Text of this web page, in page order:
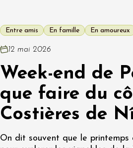
Oenologie
Safari
Rover
04
2026
Entre amis En famille En amoureux
12 mai 2026
Week-end de
que faire du
Costières de
On dit souvent que le printemps